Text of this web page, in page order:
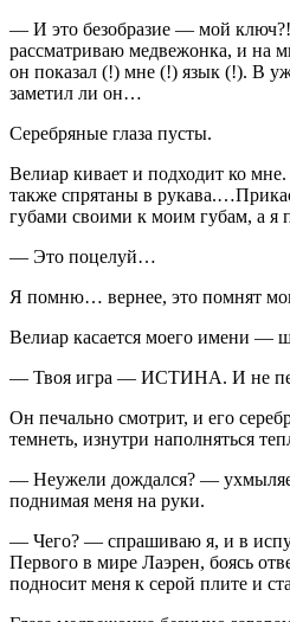
— И это безобразие — мой
рассматриваю медвежонка, и на
он показал (!) мне (!) язык (!). В
заметил ли он…
Серебряные глаза пусты.
Велиар кивает и подходит ко
также спрятаны в
губами своими к моим губам, а я
— Это поцелуй…
Я помню… вернее, это помнят
Велиар касается моего имени —
— Твоя игра — ИСТИНА. И не
Он печально смотрит, и его
темнеть, изнутри наполняться
— Неужели дождался? —
поднимая меня на руки.
— Чего? — спрашиваю я, и в
Первого в мире Лаэрен, боясь
подносит меня к серой плите и